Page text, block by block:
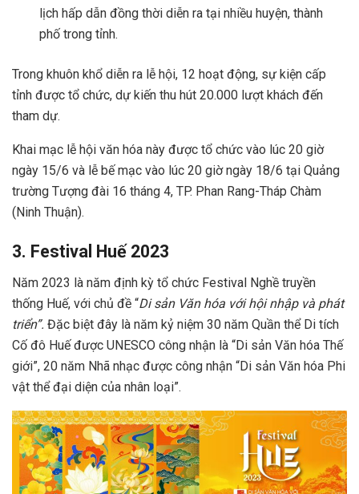
lịch hấp dẫn đồng thời diễn ra tại nhiều huyện, thành
phố trong tỉnh.
Trong khuôn khổ diễn ra lễ hội, 12 hoạt động, sự kiện cấp
tỉnh được tổ chức, dự kiến thu hút 20.000 lượt khách đến
tham dự.
Khai mạc lễ hội văn hóa này được tổ chức vào lúc 20 giờ
ngày 15/6 và lễ bế mạc vào lúc 20 giờ ngày 18/6 tại Quảng
trường Tượng đài 16 tháng 4, TP. Phan Rang-Tháp Chàm
(Ninh Thuận).
3. Festival Huế 2023
Năm 2023 là năm định kỳ tổ chức Festival Nghề truyền
thống Huế, với chủ đề “Di sản Văn hóa với hội nhập và phát
triển”. Đặc biệt đây là năm kỷ niệm 30 năm Quần thể Di tích
Cố đô Huế được UNESCO công nhận là “Di sản Văn hóa Thế
giới”, 20 năm Nhã nhạc được công nhận “Di sản Văn hóa Phi
vật thể đại diện của nhân loại”.